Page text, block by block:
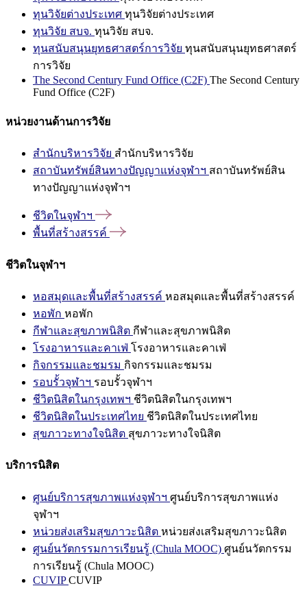
ทุนวิจัยต่างประเทศ ทุนวิจัยต่างประเทศ
ทุนวิจัย สบจ. ทุนวิจัย สบจ.
ทุนสนับสนุนยุทธศาสตร์การวิจัย ทุนสนับสนุนยุทธศาสตร์
การวิจัย
The Second Century Fund Office (C2F) The Second Century
Fund Office (C2F)
หน่วยงานด้านการวิจัย
สำนักบริหารวิจัย สำนักบริหารวิจัย
สถาบันทรัพย์สินทางปัญญาแห่งจุฬาฯ สถาบันทรัพย์สิน
ทางปัญญาแห่งจุฬาฯ
ชีวิตในจุฬาฯ
พื้นที่สร้างสรรค์
ชีวิตในจุฬาฯ
หอสมุดและพื้นที่สร้างสรรค์ หอสมุดและพื้นที่สร้างสรรค์
หอพัก หอพัก
กีฬาและสุขภาพนิสิต กีฬาและสุขภาพนิสิต
โรงอาหารและคาเฟ่ โรงอาหารและคาเฟ่
กิจกรรมและชมรม กิจกรรมและชมรม
รอบรั้วจุฬาฯ รอบรั้วจุฬาฯ
ชีวิตนิสิตในกรุงเทพฯ ชีวิตนิสิตในกรุงเทพฯ
ชีวิตนิสิตในประเทศไทย ชีวิตนิสิตในประเทศไทย
สุขภาวะทางใจนิสิต สุขภาวะทางใจนิสิต
บริการนิสิต
ศูนย์บริการสุขภาพแห่งจุฬาฯ ศูนย์บริการสุขภาพแห่ง
จุฬาฯ
หน่วยส่งเสริมสุขภาวะนิสิต หน่วยส่งเสริมสุขภาวะนิสิต
ศูนย์นวัตกรรมการเรียนรู้ (Chula MOOC) ศูนย์นวัตกรรม
การเรียนรู้ (Chula MOOC)
CUVIPCUVIP